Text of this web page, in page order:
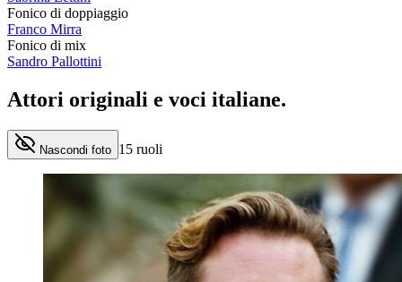
Fonico di doppiaggio
Franco Mirra
Fonico di mix
Sandro Pallottini
Attori originali e voci italiane.
Nascondi foto 15 ruoli